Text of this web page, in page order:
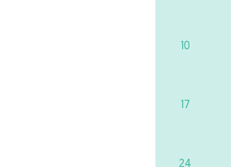
10
17
24